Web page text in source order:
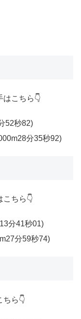
こちら👇
52秒82)
分35秒92)
ちら👇
分41秒01)
分59秒74)
ちら👇